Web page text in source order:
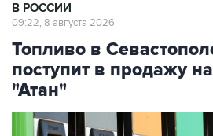
Топливо в
поступит в продажу на
"Атан"